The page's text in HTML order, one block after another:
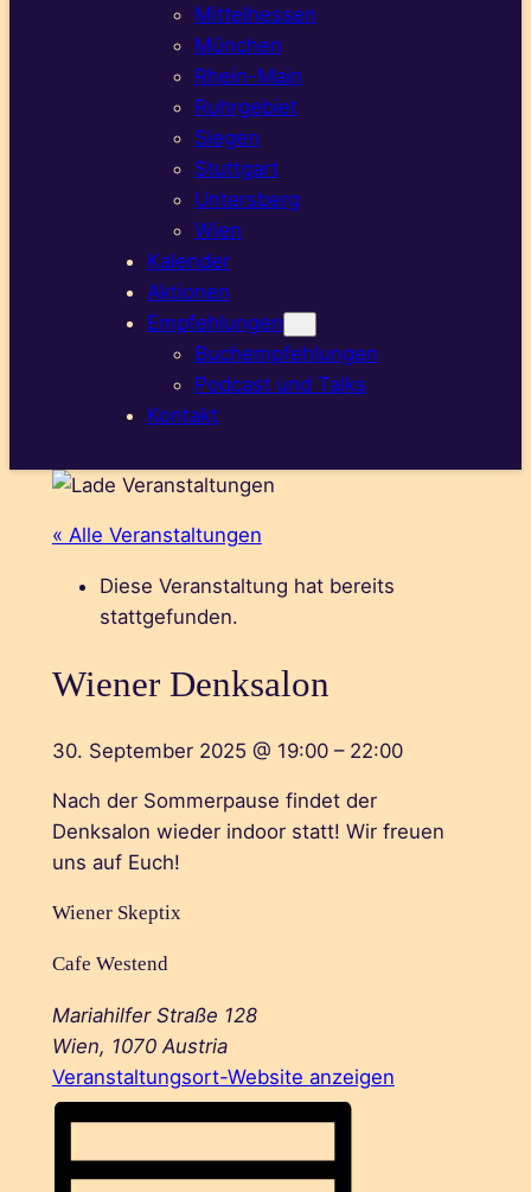
Mittelhessen
München
Rhein-Main
Ruhrgebiet
Siegen
Stuttgart
Untersberg
Wien
Kalender
Aktionen
Empfehlungen
Buchempfehlungen
Podcast und Talks
Kontakt
« Alle Veranstaltungen
Diese Veranstaltung hat bereits
stattgefunden.
Wiener Denksalon
30. September 2025 @ 19:00 – 22:00
Nach der Sommerpause findet der
Denksalon wieder indoor statt! Wir freuen
uns auf Euch!
Wiener Skeptix
Cafe Westend
Mariahilfer Straße 128
Wien, 1070 Austria
Veranstaltungsort-Website anzeigen